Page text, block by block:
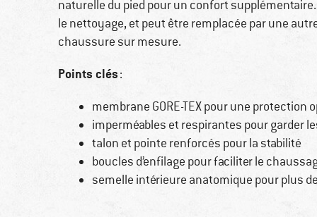
naturelle du pied pour un confort
le nettoyage, et peut être remplacée par une
chaussure sur mesure.
Points clés:
membrane GORE-TEX pour une
imperméables et respirantes pour garder
talon et pointe renforcés pour la stabilité
boucles d’enfilage pour faciliter le
semelle intérieure anatomique pour plus